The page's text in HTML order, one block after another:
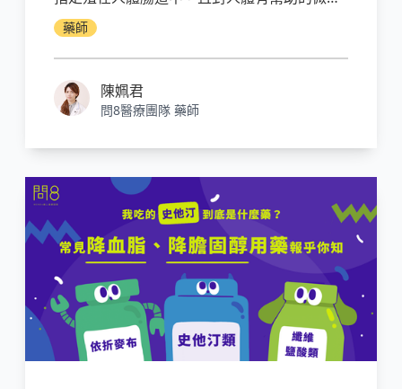
物藥師
陳姵君
問8醫療團隊 藥師